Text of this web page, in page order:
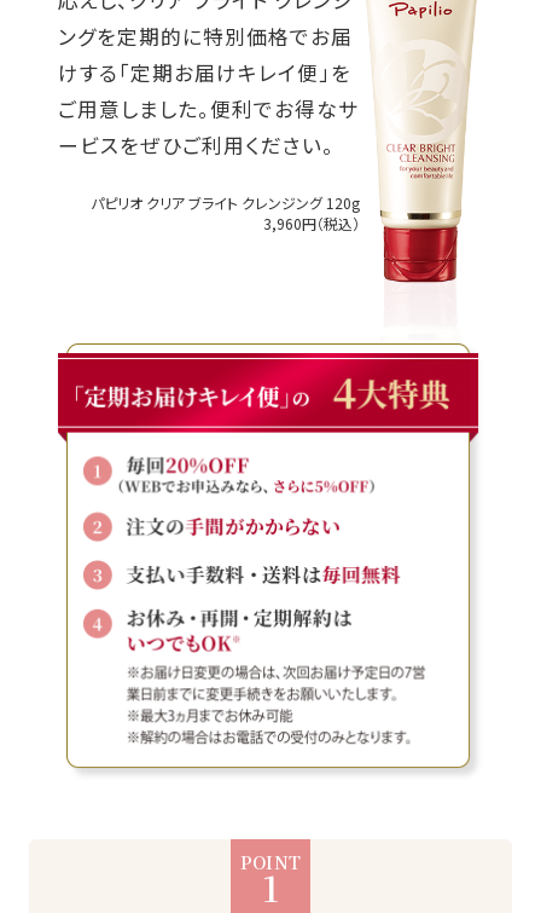
ングを定期的に特別価格でお届
けする「定期お届けキレイ便」を
ご用意しました。便利でお得なサ
ービスをぜひご利用ください。
パピリオ クリア ブライト クレンジング 120g
3,960円（税込）
POINT
1